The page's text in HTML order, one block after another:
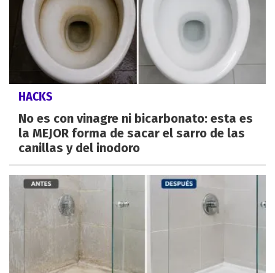
HACKS
No es con vinagre ni bicarbonato: esta es
la MEJOR forma de sacar el sarro de las
canillas y del inodoro